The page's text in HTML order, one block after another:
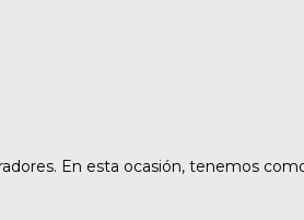
En esta ocasión, tenemos